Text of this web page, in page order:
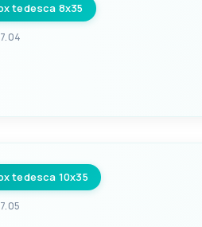
tedesca 8x35
tedesca 10x35